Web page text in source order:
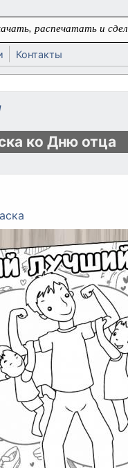
распечатать и
Контакты
ко Дню отца